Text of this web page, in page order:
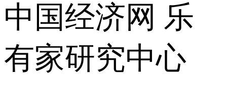
中国经济网 乐
有家研究中心